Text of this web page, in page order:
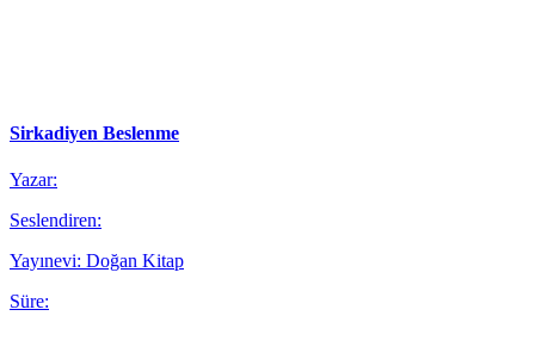
Sirkadiyen Beslenme
Yazar:
Seslendiren:
Yayınevi: Doğan Kitap
Süre: